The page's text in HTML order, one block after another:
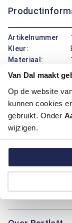
Van Dal maakt
Op de website
kunnen cookies
gebruikt. Onder
wijzigen.
Artikelnummer
Kleur:
Materiaal:
Pasvorm:
Deze trui van
comfort en stijl.
trui ideaal voor
wandeling maakt
je altijd warm en